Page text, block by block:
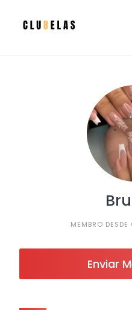
MEMBRO
Enviar